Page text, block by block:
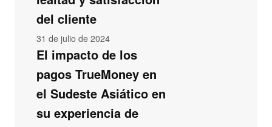
del cliente
31 de julio de 2024
El impacto de los
pagos TrueMoney en
el Sudeste Asiático en
su experiencia de